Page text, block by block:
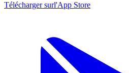
Télécharger surl'App Store